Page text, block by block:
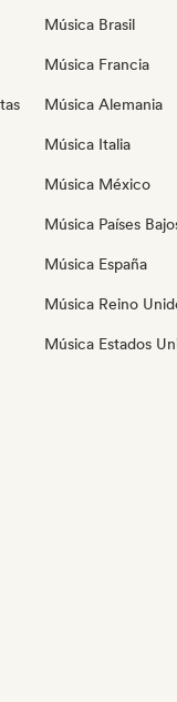
Música Brasil
Música Francia
Música Alemania
Música Italia
Música México
Música Países
Música España
Música Reino
Música Estados